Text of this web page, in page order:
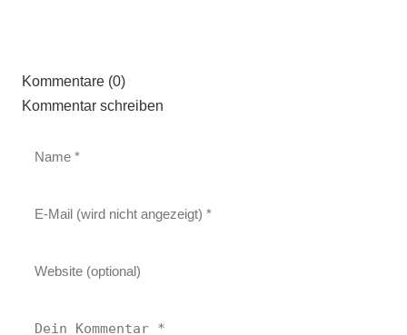
Kommentare (0)
Kommentar schreiben